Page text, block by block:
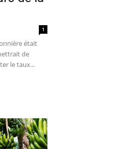
1
était
de
le taux...